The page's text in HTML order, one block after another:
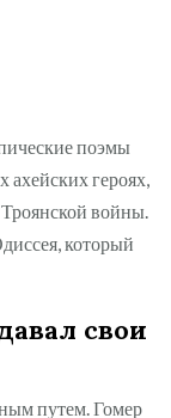
поэмы
ахейских героях,
войны.
который
свои
путем. Гомер